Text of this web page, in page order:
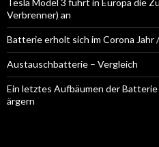
Verbrenner) an
Batterie erholt sich im Corona Jahr
Austauschbatterie – Vergleich
Ein letztes Aufbäumen der
ärgern